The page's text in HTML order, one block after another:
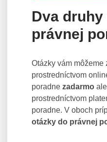
Dva
právnej
Otázky vám môžeme
prostredníctvom
poradne zadarmo
prostredníctvom
poradne. V oboch
otázky do právnej